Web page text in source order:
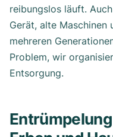
reibungslos läuft.
Gerät, alte
mehreren
Problem, wir
Entsorgung.